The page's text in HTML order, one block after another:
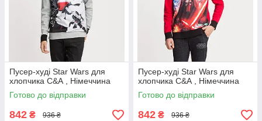
Пусер-худі Star Wars для
хлопчика C&А , Німеччина
Готово до відправки
842 ₴ 936 ₴
Пусер-худі Star Wars для
хлопчика C&А , Німеччина
Готово до відправки
842 ₴ 936 ₴